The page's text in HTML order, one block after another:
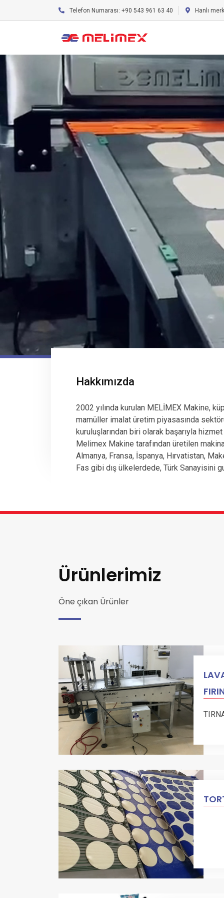
Telefon Numarası: +90 543 961 63 40 Hanlı
Hakkımızda
2002 yılında kurulan MELİMEX Makine,
mamüller imalat üretim piyasasında
kuruluşlarından biri olarak başarıyla
Melimex Makine tarafından üretilen
Almanya, Fransa, İspanya, Hırvatistan,
Fas gibi dış ülkelerdede, Türk Sanayisini
Ürünlerimiz
Öne çıkan Ürünler